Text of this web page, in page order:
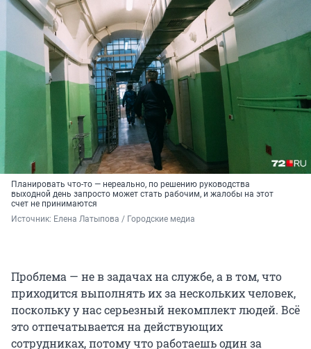
Планировать что-то — нереально, по решению руководства
выходной день запросто может стать рабочим, и жалобы на этот
счет не принимаются
Источник: Елена Латыпова / Городские медиа
Проблема — не в задачах на службе, а в том, что
приходится выполнять их за нескольких человек,
поскольку у нас серьезный некомплект людей. Всё
это отпечатывается на действующих
сотрудниках, потому что работаешь один за